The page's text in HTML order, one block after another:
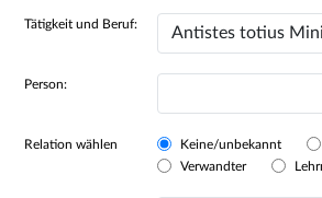
Tätigkeit und Beruf:
Person:
Relation wählen Keine/unbekannt
Verwandter